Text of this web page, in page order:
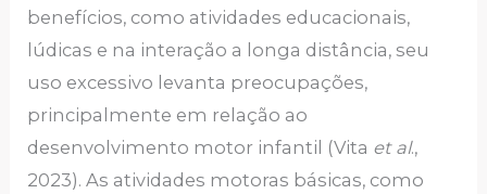
benefícios, como atividades educacionais,
lúdicas e na interação a longa distância, seu
uso excessivo levanta preocupações,
principalmente em relação ao
desenvolvimento motor infantil (Vita et al.,
2023). As atividades motoras básicas, como